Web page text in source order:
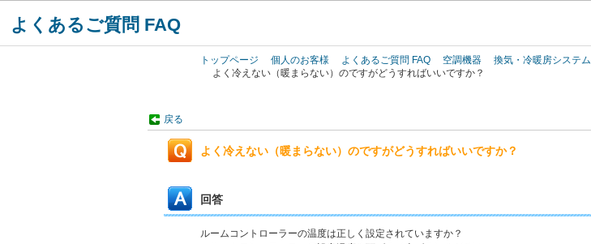
よくあるご質問 FAQ
トップページ 個人のお客様 よくあるご質問 FAQ 空調機器 換気・冷暖房システム
よく冷えない（暖まらない）のですがどうすればいいですか？
戻る
よく冷えない（暖まらない）のですがどうすればいいですか？
回答
ルームコントローラーの温度は正しく設定されていますか？